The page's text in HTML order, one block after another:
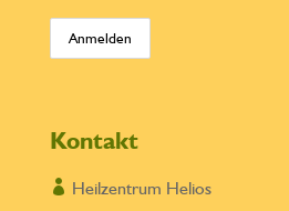
Kontakt
 Heilzentrum Helios